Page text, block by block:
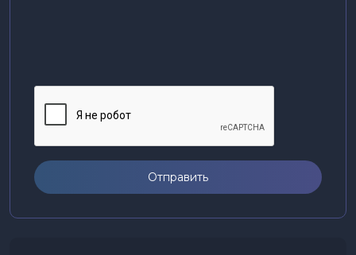
Отправить